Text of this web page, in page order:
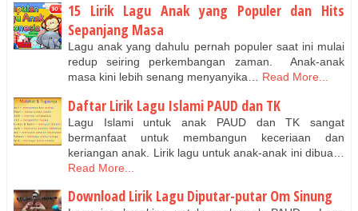
15 Lirik Lagu Anak yang Populer dan Hits
Sepanjang Masa
Lagu anak yang dahulu pernah populer saat ini mulai
redup seiring perkembangan zaman. Anak-anak
masa kini lebih senang menyanyika… Read More...
Daftar Lirik Lagu Islami PAUD dan TK
Lagu Islami untuk anak PAUD dan TK sangat
bermanfaat untuk membangun keceriaan dan
keriangan anak. Lirik lagu untuk anak-anak ini dibua…
Read More...
Download Lirik Lagu Diputar-putar Om Sinung